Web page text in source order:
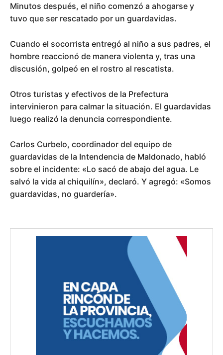
Minutos después, el niño comenzó a ahogarse y
tuvo que ser rescatado por un guardavidas.
Cuando el socorrista entregó al niño a sus padres, el
hombre reaccionó de manera violenta y, tras una
discusión, golpeó en el rostro al rescatista.
Otros turistas y efectivos de la Prefectura
intervinieron para calmar la situación. El guardavidas
luego realizó la denuncia correspondiente.
Carlos Curbelo, coordinador del equipo de
guardavidas de la Intendencia de Maldonado, habló
sobre el incidente: «Lo sacó de abajo del agua. Le
salvó la vida al chiquilín», declaró. Y agregó: «Somos
guardavidas, no guardería».